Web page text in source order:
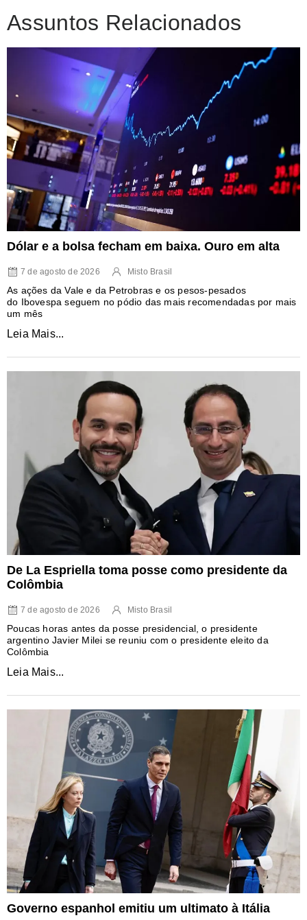
Assuntos Relacionados
Dólar e a bolsa fecham em baixa. Ouro em alta
7 de agosto de 2026 Misto Brasil
As ações da Vale e da Petrobras e os pesos-pesados
do Ibovespa seguem no pódio das mais recomendadas por mais
um mês
Leia Mais...
De La Espriella toma posse como presidente da
Colômbia
7 de agosto de 2026 Misto Brasil
Poucas horas antes da posse presidencial, o presidente
argentino Javier Milei se reuniu com o presidente eleito da
Colômbia
Leia Mais...
Governo espanhol emitiu um ultimato à Itália